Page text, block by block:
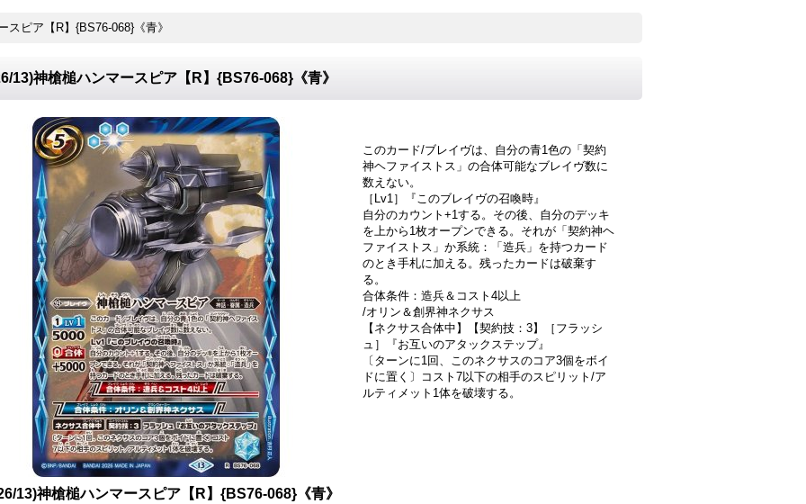
スピア【R】{BS76-068}《青》
13)神槍槌ハンマースピア【R】{BS76-068}《青》
このカード/ブレイヴは、自分の青1色の「契約
神ヘファイストス」の合体可能なブレイヴ数に
数えない。
［Lv1］『このブレイヴの召喚時』
自分のカウント+1する。その後、自分のデッキ
を上から1枚オープンできる。それが「契約神ヘ
ファイストス」か系統：「造兵」を持つカード
のとき手札に加える。残ったカードは破棄す
る。
合体条件：造兵＆コスト4以上
/オリン＆創界神ネクサス
【ネクサス合体中】【契約技：3】［フラッシ
ュ］『お互いのアタックステップ』
〔ターンに1回、このネクサスのコア3個をボイ
ドに置く〕コスト7以下の相手のスピリット/ア
ルティメット1体を破壊する。
13)神槍槌ハンマースピア【R】{BS76-068}《青》